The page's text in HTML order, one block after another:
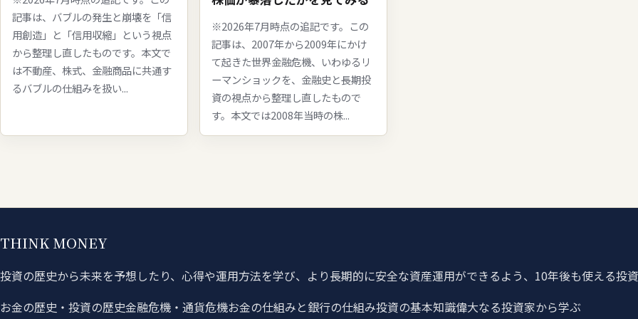
記事は、バブルの発生と崩壊を「信
用創造」と「信用収縮」という視点
から整理し直したものです。本文で
は不動産、株式、金融商品に共通す
るバブルの仕組みを扱い...
※2026年7月時点の追記です。この
記事は、2007年から2009年にかけ
て起きた世界金融危機、いわゆるリ
ーマンショックを、金融史と長期投
資の視点から整理し直したもので
す。本文では2008年当時の株...
THINK MONEY
投資の歴史から未来を予想したり、心得や運用方法を学び、より長期的に安全な資産運用ができるよう、10年後も使える投
お金の歴史・投資の歴史金融危機・通貨危機お金の仕組みと銀行の仕組み投資の基本知識偉大なる投資家から学ぶ